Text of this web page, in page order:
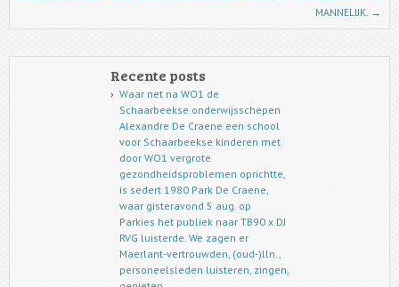
MANNELIJK. →
Recente posts
Waar net na WO1 de
Schaarbeekse onderwijsschepen
Alexandre De Craene een school
voor Schaarbeekse kinderen met
door WO1 vergrote
gezondheidsproblemen oprichtte,
is sedert 1980 Park De Craene,
waar gisteravond 5 aug. op
Parkies het publiek naar TB90 x DJ
RVG luisterde. We zagen er
Maerlant-vertrouwden, (oud-)lln.,
personeelsleden luisteren, zingen,